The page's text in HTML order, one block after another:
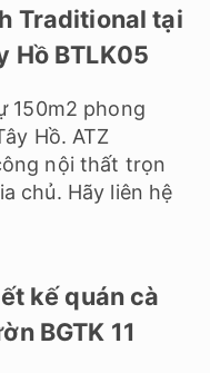
Traditional tại
Hồ BTLK05
150m2 phong
Hồ. ATZ
nội thất trọn
chủ. Hãy liên hệ
kế quán cà
BGTK 11